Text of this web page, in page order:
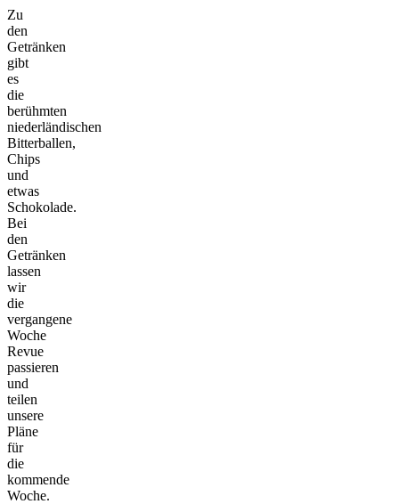
Zu
den
Getränken
gibt
es
die
berühmten
niederländischen
Bitterballen,
Chips
und
etwas
Schokolade.
Bei
den
Getränken
lassen
wir
die
vergangene
Woche
Revue
passieren
und
teilen
unsere
Pläne
für
die
kommende
Woche.